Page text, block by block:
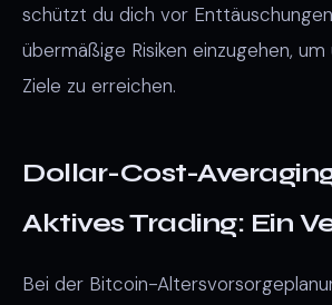
schützt du dich vor
übermäßige Risiken einzugehen,
Ziele zu erreichen.
Dollar-Cost-
Aktives Trading: Ein
Bei der Bitcoin-